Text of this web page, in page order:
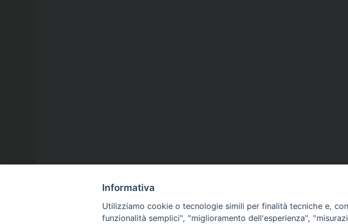
Informativa
Utilizziamo cookie o tecnologie simili per finalità tecniche e,
funzionalità semplici", "miglioramento dell'esperienza",